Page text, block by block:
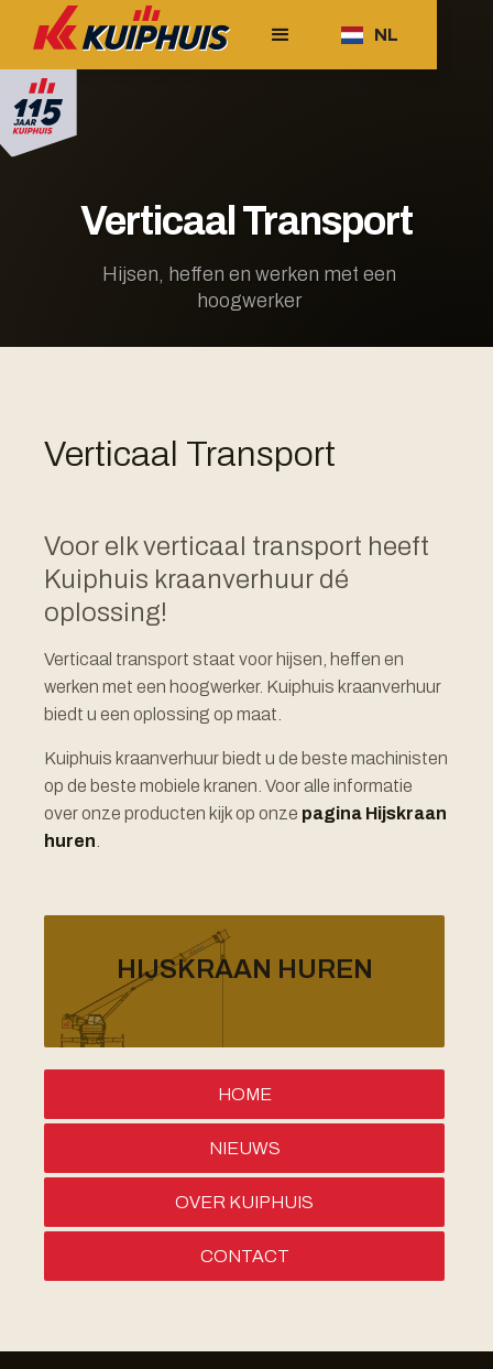
NL
Verticaal Transport
Hijsen, heffen en werken met een
hoogwerker
Verticaal Transport
Voor elk verticaal transport heeft
Kuiphuis kraanverhuur dé
oplossing!
Verticaal transport staat voor hijsen, heffen en
werken met een hoogwerker. Kuiphuis kraanverhuur
biedt u een oplossing op maat.
Kuiphuis kraanverhuur biedt u de beste machinisten
op de beste mobiele kranen. Voor alle informatie
over onze producten kijk op onze pagina Hijskraan
huren
HIJSKRAAN HUREN
HOME
NIEUWS
OVER KUIPHUIS
CONTACT